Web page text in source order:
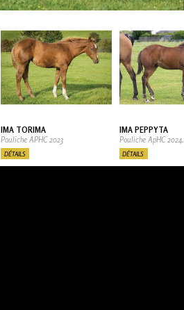
IMA TORIMA
Pouliche APHC 2023
DÉTAILS
IMA PEPPYTA
Pouliche ApHC 2024.
DÉTAILS